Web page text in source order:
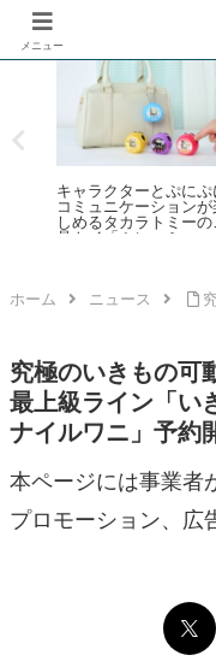
キャラクターとぷにぷ
コミュニケーションが
しめるタカラトミーの
晶トイ「ぷにコミュ」
ホーム ニュース
究極のいきもの可
最上級ライン「い
ナイルワニ」予約
本ページには事業者
プロモーション、広
メニュー